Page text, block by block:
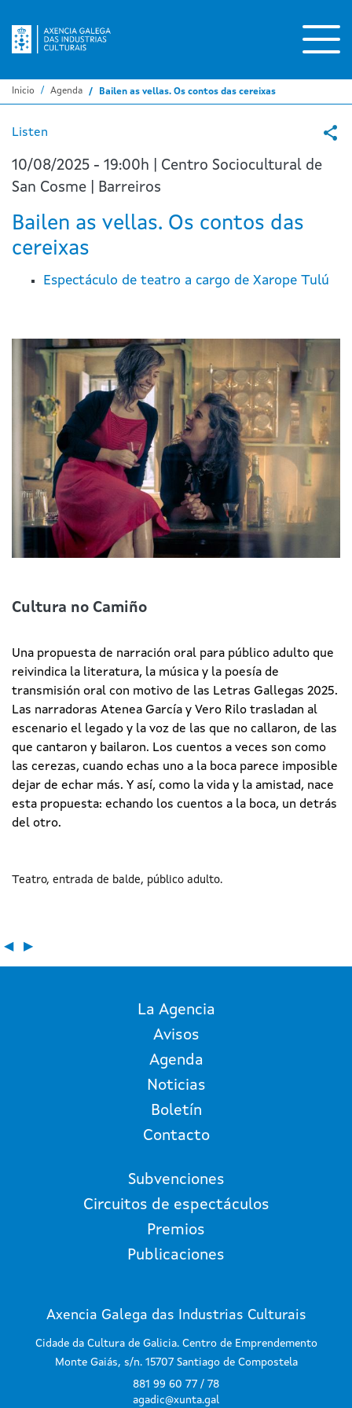
Inicio Agenda Bailen as vellas. Os contos das cereixas
Listen
10/08/2025 - 19:00h | Centro Sociocultural de
San Cosme | Barreiros
Bailen as vellas. Os contos das
cereixas
Espectáculo de teatro a cargo de Xarope Tulú
Cultura no Camiño
Una propuesta de narración oral para público adulto que
reivindica la literatura, la música y la poesía de
transmisión oral con motivo de las Letras Gallegas 2025.
Las narradoras Atenea García y Vero Rilo trasladan al
escenario el legado y la voz de las que no callaron, de las
que cantaron y bailaron. Los cuentos a veces son como
las cerezas, cuando echas uno a la boca parece imposible
dejar de echar más. Y así, como la vida y la amistad, nace
esta propuesta: echando los cuentos a la boca, un detrás
del otro.
Teatro entrada de balde público adulto
◀ ▶
La Agencia
Avisos
Agenda
Noticias
Boletín
Contacto
Subvenciones
Circuitos de espectáculos
Premios
Publicaciones
Axencia Galega das Industrias Culturais
Cidade da Cultura de Galicia. Centro de Emprendemento
Monte Gaiás, s/n. 15707 Santiago de Compostela
881 99 60 77 / 78
agadic@xunta.gal